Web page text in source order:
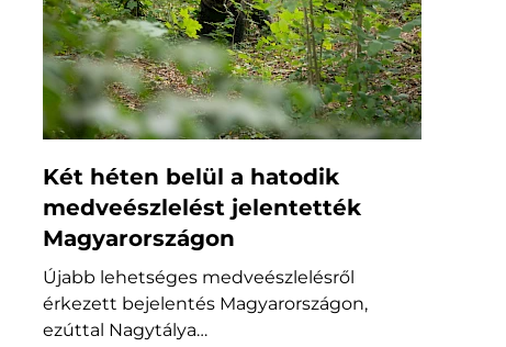
Két héten belül a hatodik
medveészlelést jelentették
Magyarországon
Újabb lehetséges medveészlelésről
érkezett bejelentés Magyarországon,
ezúttal Nagytálya…